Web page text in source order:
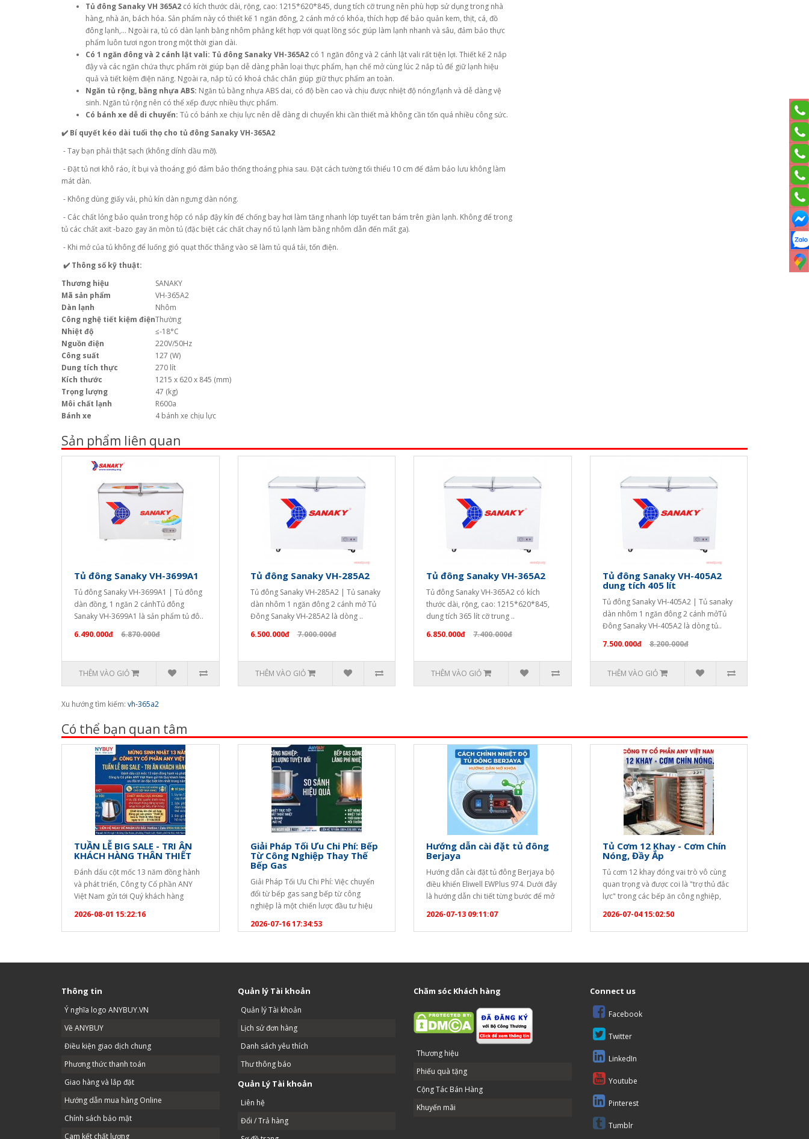
Tủ đông Sanaky VH 365A2 có kích thước dài, rộng, cao: 1215*620*845, dung tích cỡ trung nên phù hợp sử dụng trong nhà
hàng, nhà ăn, bách hóa. Sản phẩm này có thiết kế 1 ngăn đông, 2 cánh mở có khóa, thích hợp để bảo quản kem, thịt, cá, đồ
đông lạnh,... Ngoài ra, tủ có dàn lạnh bằng nhôm phẳng kết hợp với quạt lồng sóc giúp làm lạnh nhanh và sâu, đảm bảo thực
phẩm luôn tươi ngon trong một thời gian dài.
Có 1 ngăn đông và 2 cánh lật vali: Tủ đông Sanaky VH-365A2 có 1 ngăn đông và 2 cánh lật vali rất tiện lợi. Thiết kế 2 nắp
đậy và các ngăn chứa thực phẩm rời giúp bạn dễ dàng phân loại thực phẩm, hạn chế mở cùng lúc 2 nắp tủ để giữ lạnh hiệu
quả và tiết kiệm điện năng. Ngoài ra, nắp tủ có khoá chắc chắn giúp giữ thực phẩm an toàn.
Ngăn tủ rộng, bằng nhựa ABS: Ngăn tủ bằng nhựa ABS dai, có độ bền cao và chịu được nhiệt độ nóng/lạnh và dễ dàng vệ
sinh. Ngăn tủ rộng nên có thể xếp được nhiều thực phẩm.
Có bánh xe dễ di chuyển: Tủ có bánh xe chịu lực nên dễ dàng di chuyển khi cần thiết mà không cần tốn quá nhiều công sức.
✔️ Bí quyết kéo dài tuổi thọ cho tủ đông Sanaky VH-365A2
- Tay bạn phải thật sạch (không dính dầu mỡ).
- Đặt tủ nơi khô ráo, ít bụi và thoáng gió đảm bảo thống thoáng phia sau. Đặt cách tường tối thiểu 10 cm để đảm bảo lưu không làm
mát dàn.
- Không dùng giấy vải, phủ kín dàn ngưng dàn nóng.
- Các chất lỏng bảo quản trong hộp có nắp đậy kín để chống bay hơi làm tăng nhanh lớp tuyết tan bám trên giàn lạnh. Không để trong
tủ các chất axit -bazo gay ăn mòn tủ (đặc biệt các chất chay nổ tủ lạnh làm bằng nhôm dẫn đến mất ga).
- Khi mở của tủ không để luống gió quạt thốc thẳng vào sẽ làm tủ quá tải, tốn điện.
✔️ Thông số kỹ thuật:
Thương hiệu
SANAKY
Mã sản phẩm
VH-365A2
Dàn lạnh
Nhôm
Công nghệ tiết kiệm điệnThường
Nhiệt độ
≤-18°C
Nguồn điện
220V/50Hz
Công suất
127 (W)
Dung tích thực
270 lít
Kích thước
1215 x 620 x 845 (mm)
Trọng lượng
47 (kg)
Môi chất lạnh
R600a
Bánh xe
4 bánh xe chịu lực
Sản phẩm liên quan
Tủ đông Sanaky VH-3699A1
Tủ đông Sanaky VH-3699A1 | Tủ đông
dàn đồng, 1 ngăn 2 cánhTủ đông
Sanaky VH-3699A1 là sản phẩm tủ đô..
6.490.000đ
6.870.000đ
THÊM VÀO GIỎ
Tủ đông Sanaky VH-285A2
Tủ đông Sanaky VH-285A2 | Tủ sanaky
dàn nhôm 1 ngăn đông 2 cánh mở Tủ
Đông Sanaky VH-285A2 là dòng ..
6.500.000đ
7.000.000đ
THÊM VÀO GIỎ
Tủ đông Sanaky VH-365A2
Tủ đông Sanaky VH-365A2 có kích
thước dài, rộng, cao: 1215*620*845,
dung tích 365 lít cỡ trung ..
6.850.000đ
7.400.000đ
THÊM VÀO GIỎ
Tủ đông Sanaky VH-405A2
dung tích 405 lít
Tủ đông Sanaky VH-405A2 | Tủ sanaky
dàn nhôm 1 ngăn đông 2 cánh mởTủ
Đông Sanaky VH-405A2 là dòng tủ..
7.500.000đ
8.200.000đ
THÊM VÀO GIỎ
Xu hướng tìm kiếm: vh-365a2
Có thể bạn quan tâm
TUẦN LỄ BIG SALE - TRI ÂN
KHÁCH HÀNG THÂN THIẾT
Đánh dấu cột mốc 13 năm đồng hành
và phát triển, Công ty Cổ phần ANY
Việt Nam gửi tới Quý khách hàng
nhất trong năm! ? CHƯƠNG TRÌNH
KHUYẾN MẠI ĐẶC BIỆT TẶNG NGAY
2026-08-01 15:22:16
Giải Pháp Tối Ưu Chi Phí: Bếp
Từ Công Nghiệp Thay Thế
Bếp Gas
Giải Pháp Tối Ưu Chi Phí: Việc chuyển
đổi từ bếp gas sang bếp từ công
nghiệp là một chiến lược đầu tư hiệu
dài cho các doanh nghiệp dịch vụ ăn
2026-07-16 17:34:53
Hướng dẫn cài đặt tủ đông
Berjaya
Hướng dẫn cài đặt tủ đông Berjaya bộ
điều khiển Eliwell EWPlus 974. Dưới đây
là hướng dẫn chi tiết từng bước để mở
điểm): [caption id="attachment_6983"
align="aligncenter" width="1020"]
2026-07-13 09:11:07
Tủ Cơm 12 Khay - Cơm Chín
Nóng, Đầy Ắp
Tủ cơm 12 khay đóng vai trò vô cùng
quan trọng và được coi là "trợ thủ đắc
lực" trong các bếp ăn công nghiệp,
bệnh viện nhờ những ưu điểm vượt trội
sau: Năng suất cao, đáp ứng hàng
2026-07-04 15:02:50
Thông tin
Ý nghĩa logo ANYBUY.VN
Về ANYBUY
Điều kiện giao dịch chung
Phương thức thanh toán
Giao hàng và lắp đặt
Hướng dẫn mua hàng Online
Chính sách bảo mật
Cam kết chất lượng
Quản lý Tài khoản
Quản lý Tài khoản
Lịch sử đơn hàng
Danh sách yêu thích
Thư thông báo
Quản Lý Tài khoản
Liên hệ
Đổi / Trả hàng
Chăm sóc Khách hàng
Thương hiệu
Phiếu quà tặng
Cộng Tác Bán Hàng
Khuyến mãi
Connect us
Facebook
Twitter
LinkedIn
Youtube
Pinterest
Tumblr